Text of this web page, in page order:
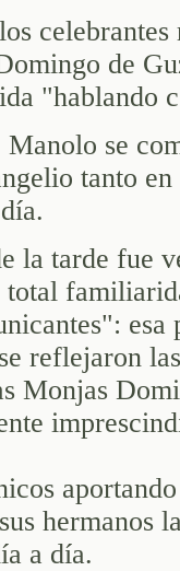
de
"hablando
Manolo se
tanto
la tarde fue
total
esa
reflejaron
Monjas
hermanos
a día.